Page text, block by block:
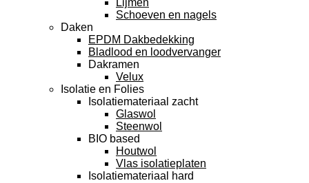
Lijmen
Schoeven en nagels
Daken
EPDM Dakbedekking
Bladlood en loodvervanger
Dakramen
Velux
Isolatie en Folies
Isolatiemateriaal zacht
Glaswol
Steenwol
BIO based
Houtwol
Vlas isolatieplaten
Isolatiemateriaal hard